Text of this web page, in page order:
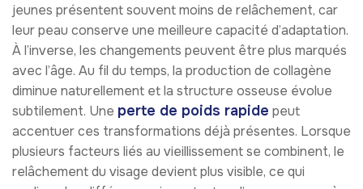
jeunes présentent souvent moins de relâchement, car
leur peau conserve une meilleure capacité d’adaptation.
À l’inverse, les changements peuvent être plus marqués
avec l’âge. Au fil du temps, la production de collagène
diminue naturellement et la structure osseuse évolue
subtilement. Une perte de poids rapide peut
accentuer ces transformations déjà présentes. Lorsque
plusieurs facteurs liés au vieillissement se combinent, le
relâchement du visage devient plus visible, ce qui